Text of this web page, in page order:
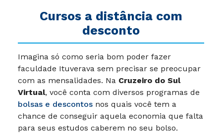
Cursos a distância com
desconto
Imagina só como seria bom poder fazer
faculdade Ituverava sem precisar se preocupar
com as mensalidades. Na Cruzeiro do Sul
Virtual, você conta com diversos programas de
bolsas e descontos nos quais você tem a
chance de conseguir aquela economia que falta
para seus estudos caberem no seu bolso.